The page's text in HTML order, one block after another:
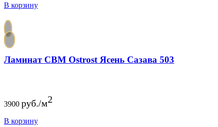
В корзину
Ламинат CBM Ostrost Ясень Сазава 503
3900 руб./м2
В корзину